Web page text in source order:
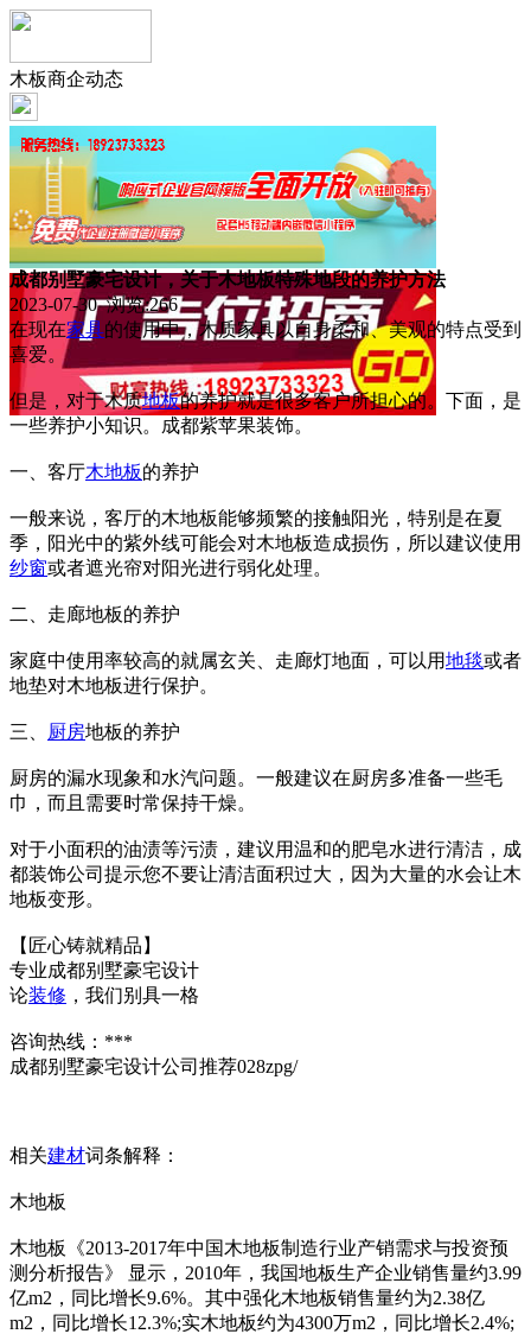
木板商企动态
成都别墅豪宅设计，关于木地板特殊地段的养护方法
2023-07-30 浏览:266
在现在家具的使用中，木质家具以自身柔和、美观的特点受到
喜爱。
但是，对于木质地板的养护就是很多客户所担心的。下面，是
一些养护小知识。成都紫苹果装饰。
一、客厅木地板的养护
一般来说，客厅的木地板能够频繁的接触阳光，特别是在夏
季，阳光中的紫外线可能会对木地板造成损伤，所以建议使用
纱窗或者遮光帘对阳光进行弱化处理。
二、走廊地板的养护
家庭中使用率较高的就属玄关、走廊灯地面，可以用地毯或者
地垫对木地板进行保护。
三、 厨房地板的养护
厨房的漏水现象和水汽问题。一般建议在厨房多准备一些毛
巾，而且需要时常保持干燥。
对于小面积的油渍等污渍，建议用温和的肥皂水进行清洁，成
都装饰公司提示您不要让清洁面积过大，因为大量的水会让木
地板变形。
【匠心铸就精品】
专业成都别墅豪宅设计
论装修 ，我们别具一格
咨询热线：***
成都别墅豪宅设计公司推荐028zpg/
相关建材词条解释：
木地板
木地板《2013-2017年中国木地板制造行业产销需求与投资预
测分析报告》 显示，2010年，我国地板生产企业销售量约3.99
亿m2，同比增长9.6%。其中强化木地板销售量约为2.38亿
m2，同比增长12.3%;实木地板约为4300万m2，同比增长2.4%;